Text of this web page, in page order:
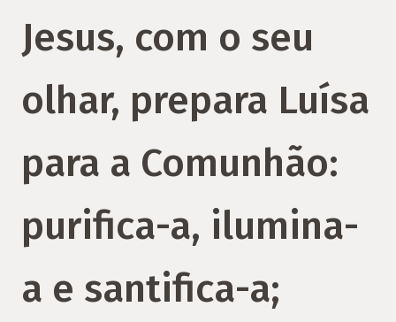
Jesus, com o seu
olhar, prepara Luísa
para a Comunhão:
purifica-a, ilumina-
a e santifica-a;